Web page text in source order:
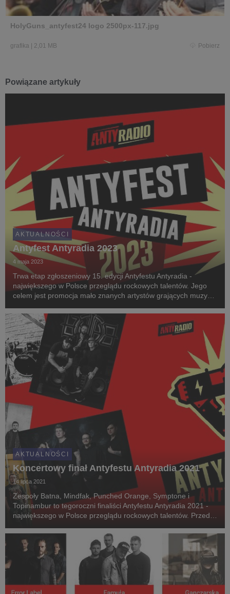
HolyGuns_antyfest24 logo 2500px-117.jpg
grafika 2,01 MB Pobierz
Powiązane artykuły
AKTUALNOŚCI
Antyfest Antyradia 2023
4 maja 2023
Trwa etap zgłoszeniowy 15. edycji Antyfestu Antyradia -
największego w Polsce przeglądu rockowych talentów. Jego
celem jest promocja mało znanych artystów grających muzykę
AKTUALNOŚCI
Koncertowy finał Antyfestu Antyradia 2021
14 lipca 2021
Zespoły Batna, Mindfak, Punched Orange, Symptone i
Topinambur to tegoroczni finaliści Antyfestu Antyradia 2021 -
największego w Polsce przeglądu rockowych talentów. Przed
Porno i Dziwnej Wiosny. Wydarzenie odbędzie ...